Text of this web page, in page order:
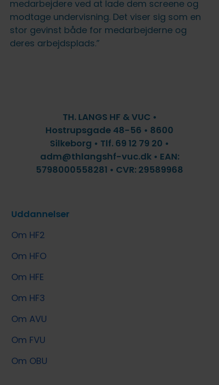
medarbejdere ved at lade dem screene og
modtage undervisning. Det viser sig som en
stor gevinst både for medarbejderne og
deres arbejdsplads.”
TH. LANGS HF & VUC •
Hostrupsgade 48-56 • 8600
Silkeborg • Tlf. 69 12 79 20 •
adm@thlangshf-vuc.dk • EAN:
5798000558281 • CVR: 29589968
Uddannelser
Om HF2
Om HFO
Om HFE
Om HF3
Om AVU
Om FVU
Om OBU